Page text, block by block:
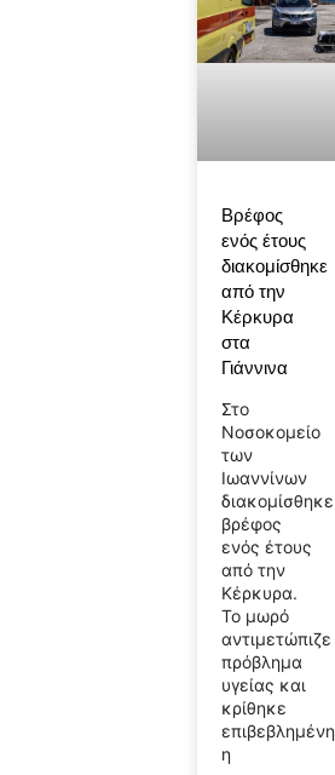
Βρέφος
ενός έτους
διακομίσθηκε
από την
Κέρκυρα
στα
Γιάννινα
Στο
Νοσοκομείο
των
Ιωαννίνων
διακομίσθηκε
βρέφος
ενός έτους
από την
Κέρκυρα.
Το μωρό
αντιμετώπιζε
πρόβλημα
υγείας και
κρίθηκε
επιβεβλημένη
η